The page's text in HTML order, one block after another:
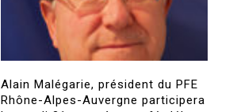
Alain Malégarie, président du PFE
Rhône-Alpes-Auvergne participera